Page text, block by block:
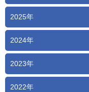
2025年
2024年
2023年
2022年